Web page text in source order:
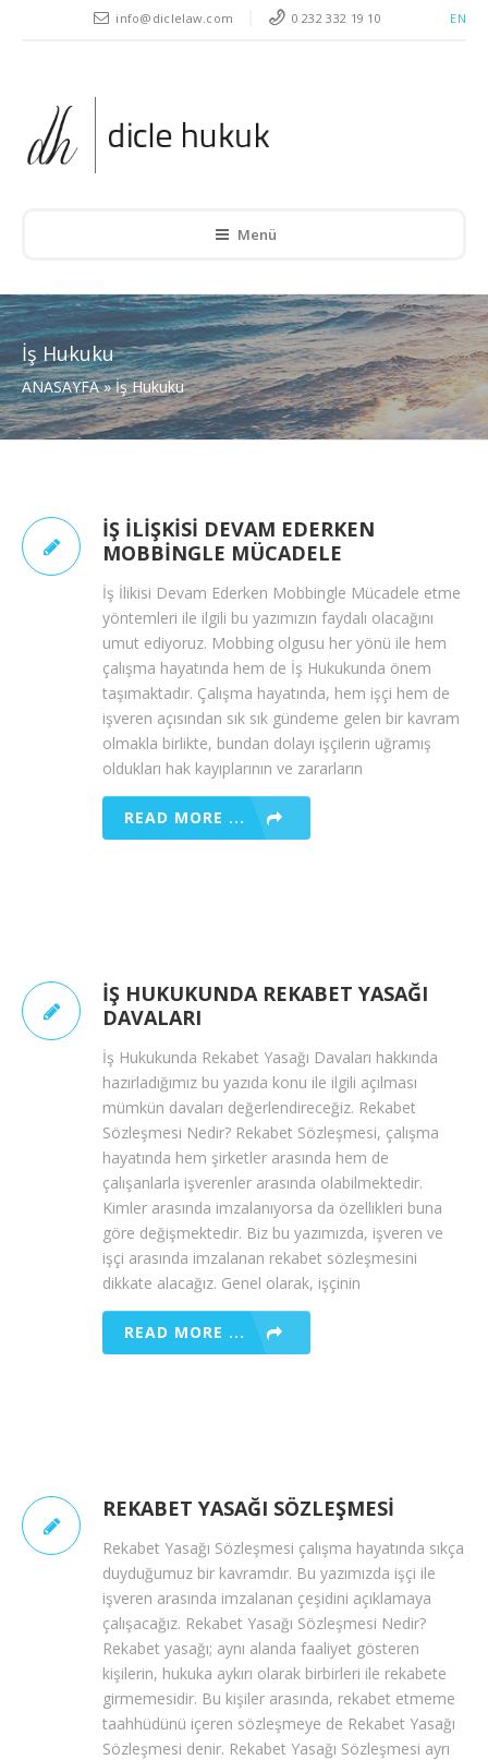
EN
info@diclelaw.com 0 232 332 19 10
Menü
İş Hukuku
ANASAYFA » İş Hukuku
İŞ İLIŞKISI DEVAM EDERKEN
MOBBINGLE MÜCADELE
İş İlikisi Devam Ederken Mobbingle Mücadele etme
yöntemleri ile ilgili bu yazımızın faydalı olacağını
umut ediyoruz. Mobbing olgusu her yönü ile hem
çalışma hayatında hem de İş Hukukunda önem
taşımaktadır. Çalışma hayatında, hem işçi hem de
işveren açısından sık sık gündeme gelen bir kavram
olmakla birlikte, bundan dolayı işçilerin uğramış
oldukları hak kayıplarının ve zararların
READ MORE ...
İŞ HUKUKUNDA REKABET YASAĞI
DAVALARI
İş Hukukunda Rekabet Yasağı Davaları hakkında
hazırladığımız bu yazıda konu ile ilgili açılması
mümkün davaları değerlendireceğiz. Rekabet
Sözleşmesi Nedir? Rekabet Sözleşmesi, çalışma
hayatında hem şirketler arasında hem de
çalışanlarla işverenler arasında olabilmektedir.
Kimler arasında imzalanıyorsa da özellikleri buna
göre değişmektedir. Biz bu yazımızda, işveren ve
işçi arasında imzalanan rekabet sözleşmesini
dikkate alacağız. Genel olarak, işçinin
READ MORE ...
REKABET YASAĞI SÖZLEŞMESI
Rekabet Yasağı Sözleşmesi çalışma hayatında sıkça
duyduğumuz bir kavramdır. Bu yazımızda işçi ile
işveren arasında imzalanan çeşidini açıklamaya
çalışacağız. Rekabet Yasağı Sözleşmesi Nedir?
Rekabet yasağı; aynı alanda faaliyet gösteren
kişilerin, hukuka aykırı olarak birbirleri ile rekabete
girmemesidir. Bu kişiler arasında, rekabet etmeme
taahhüdünü içeren sözleşmeye de Rekabet Yasağı
Sözleşmesi denir. Rekabet Yasağı Sözleşmesi ayrı